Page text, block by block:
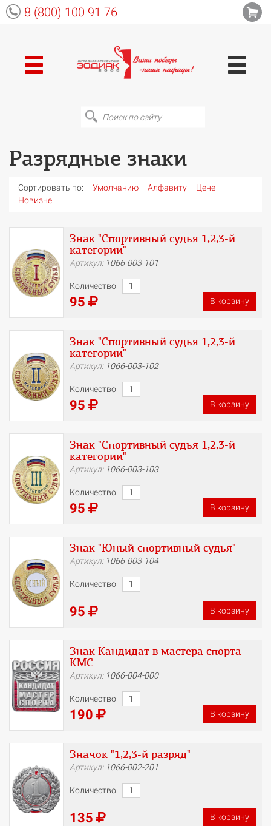
8 (800) 100 91 76
Разрядные знаки
Сортировать по: Умолчанию Алфавиту
Цене
Новизне
Знак "Спортивный судья 1,2,3-й
категории"
Артикул:1066-003-101
Количество
95 В корзину
Знак "Спортивный судья 1,2,3-й
категории"
Артикул:1066-003-102
Количество
95 В корзину
Знак "Спортивный судья 1,2,3-й
категории"
Артикул:1066-003-103
Количество
95 В корзину
Знак "Юный спортивный судья"
Артикул:1066-003-104
Количество
95 В корзину
Знак Кандидат в мастера спорта
КМС
Артикул:1066-004-000
Количество
190 В корзину
Значок "1,2,3-й разряд"
Артикул:1066-002-201
Количество
135 В корзину